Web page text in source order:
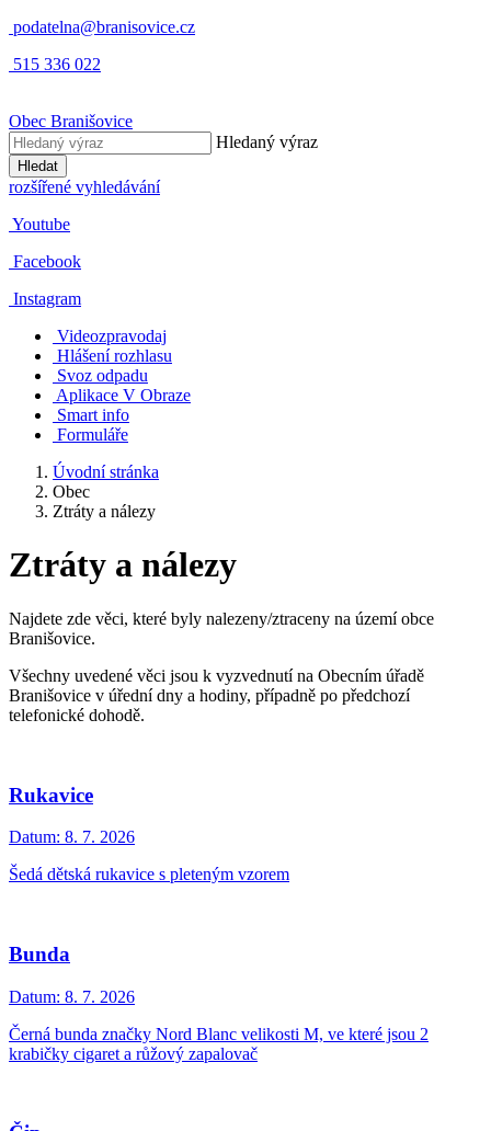
podatelna@branisovice.cz
515 336 022
Obec Branišovice
Hledaný výraz
Hledat
rozšířené vyhledávání
Youtube
Facebook
Instagram
Videozpravodaj
Hlášení rozhlasu
Svoz odpadu
Aplikace V Obraze
Smart info
Formuláře
Úvodní stránka
Obec
Ztráty a nálezy
Ztráty a nálezy
Najdete zde věci, které byly nalezeny/ztraceny na území obce
Branišovice.
Všechny uvedené věci jsou k vyzvednutí na Obecním úřadě
Branišovice v úřední dny a hodiny, případně po předchozí
telefonické dohodě.
Rukavice
Datum: 8. 7. 2026
Šedá dětská rukavice s pleteným vzorem
Bunda
Datum: 8. 7. 2026
Černá bunda značky Nord Blanc velikosti M, ve které jsou 2
krabičky cigaret a růžový zapalovač